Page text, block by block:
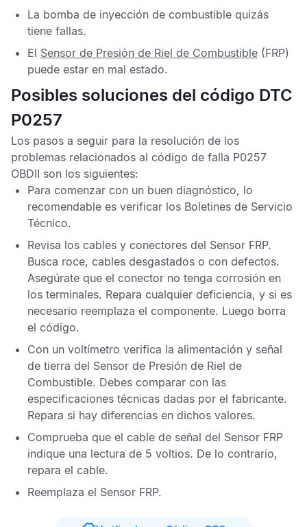
La bomba de inyección de combustible quizás
tiene fallas.
El Sensor de Presión de Riel de Combustible (FRP)
puede estar en mal estado.
Posibles soluciones del código DTC
P0257
Los pasos a seguir para la resolución de los
problemas relacionados al código de falla P0257
OBDII son los siguientes:
Para comenzar con un buen diagnóstico, lo
recomendable es verificar los Boletines de Servicio
Técnico.
Revisa los cables y conectores del Sensor FRP.
Busca roce, cables desgastados o con defectos.
Asegúrate que el conector no tenga corrosión en
los terminales. Repara cualquier deficiencia, y si es
necesario reemplaza el componente. Luego borra
el código.
Con un voltímetro verifica la alimentación y señal
de tierra del Sensor de Presión de Riel de
Combustible. Debes comparar con las
especificaciones técnicas dadas por el fabricante.
Repara si hay diferencias en dichos valores.
Comprueba que el cable de señal del Sensor FRP
indique una lectura de 5 voltios. De lo contrario,
repara el cable.
Reemplaza el Sensor FRP.